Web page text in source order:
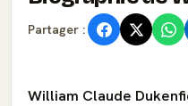
Partager :
William Claude